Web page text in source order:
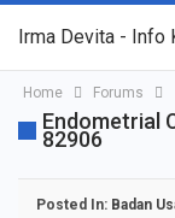
Irma Devita - Info
Home Forums
Endometrial
82906
Posted In: Badan